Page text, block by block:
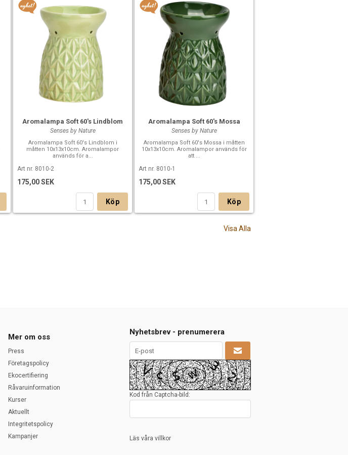
Aromalampa Soft 60's Lindblom
Senses by Nature
Aromalampa Soft 60's Lindblom i
måtten 10x13x10cm. Aromalampor
används för a...
Art nr. 8010-2
175,00 SEK
Köp
Aromalampa Soft 60's Mossa
Senses by Nature
Aromalampa Soft 60's Mossa i måtten
10x13x10cm. Aromalampor används för
att ...
Art nr. 8010-1
175,00 SEK
Köp
Visa Alla
Mer om oss
Press
Företagspolicy
Ekocertifiering
Råvaruinformation
Kurser
Aktuellt
Integritetspolicy
Kampanjer
Nyhetsbrev - prenumerera
Kod från Captcha-bild:
Läs våra villkor